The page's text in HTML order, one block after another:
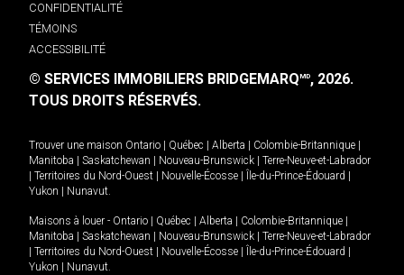
CONFIDENTIALITÉ
TÉMOINS
ACCESSIBILITÉ
© SERVICES IMMOBILIERS BRIDGEMARQMD, 2026.
TOUS DROITS RÉSERVÉS.
Trouver une maison Ontario Québec Alberta Colombie-Britannique
Manitoba
Saskatchewan Nouveau-Brunswick
Terre-Neuve-et-Labrador
Territoires du Nord-Ouest Nouvelle-Écosse Île-du-Prince-Édouard
Yukon
Nunavut.
Maisons à louer - Ontario Québec Alberta Colombie-Britannique
Manitoba
Saskatchewan Nouveau-Brunswick
Terre-Neuve-et-Labrador
Territoires du Nord-Ouest Nouvelle-Écosse Île-du-Prince-Édouard
Yukon
Nunavut.